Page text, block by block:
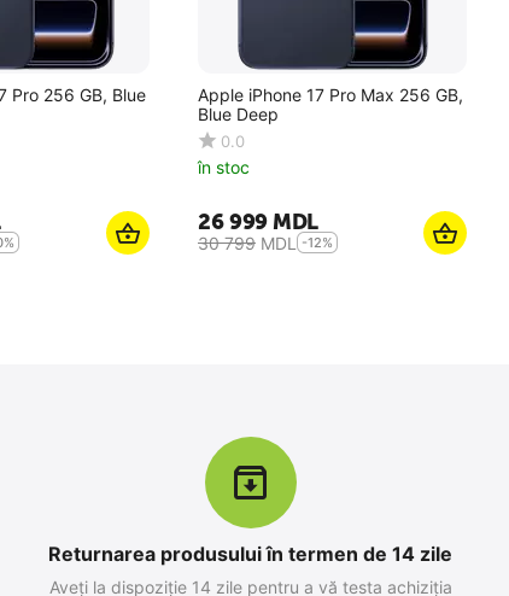
Pro 256 GB, Blue
Apple iPhone 17 Pro Max 256 GB,
Blue Deep
0.0
în stoc
26 999MDL
30 799 MDL -12%
Returnarea produsului în termen de 14 zile
Aveți la dispoziție 14 zile pentru a vă testa achiziția